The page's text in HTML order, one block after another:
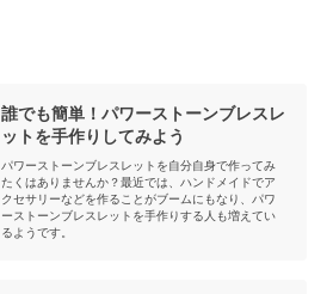
誰でも簡単！パワーストーンブレスレ
ットを手作りしてみよう
パワーストーンブレスレットを自分自身で作ってみ
たくはありませんか？最近では、ハンドメイドでア
クセサリーなどを作ることがブームにもなり、パワ
ーストーンブレスレットを手作りする人も増えてい
るようです。